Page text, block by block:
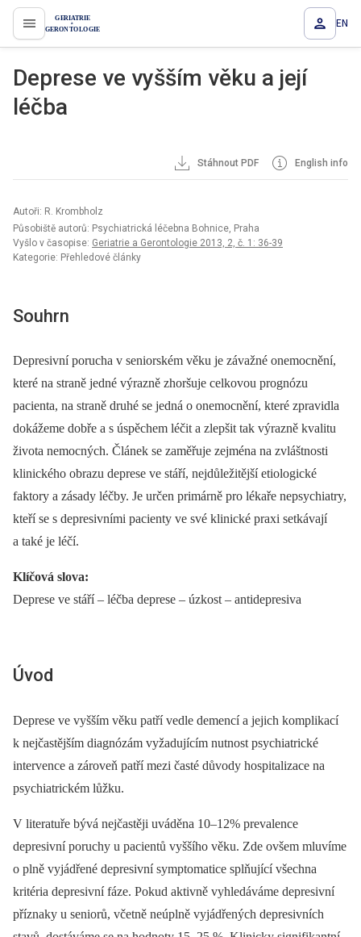
proLékaře.cz EN
Deprese ve vyšším věku a její
léčba
Stáhnout PDF English info
Autoři: R. Krombholz
Působiště autorů: Psychiatrická léčebna Bohnice, Praha
Vyšlo v časopise: Geriatrie a Gerontologie 2013, 2, č. 1: 36-39
Kategorie: Přehledové články
Souhrn
Depresivní porucha v seniorském věku je závažné onemocnění,
které na straně jedné výrazně zhoršuje celkovou prognózu
pacienta, na straně druhé se jedná o onemocnění, které zpravidla
dokážeme dobře a s úspěchem léčit a zlepšit tak výrazně kvalitu
života nemocných. Článek se zaměřuje zejména na zvláštnosti
klinického obrazu deprese ve stáří, nejdůležitější etiologické
faktory a zásady léčby. Je určen primárně pro lékaře nepsychiatry,
kteří se s depresivními pacienty ve své klinické praxi setkávají
a také je léčí.
Klíčová slova:
Deprese ve stáří –⁠ léčba deprese –⁠ úzkost –⁠ antidepresiva
Úvod
Deprese ve vyšším věku patří vedle demencí a jejich komplikací
k nejčastějším diagnózám vyžadujícím nutnost psychiatrické
intervence a zároveň patří mezi časté důvody hospitalizace na
psychiatrickém lůžku.
V literatuře bývá nejčastěji uváděna 10–12% prevalence
depresivní poruchy u pacientů vyššího věku. Zde ovšem mluvíme
o plně vyjádřené depresivní symptomatice splňující všechna
kritéria depresivní fáze. Pokud aktivně vyhledáváme depresivní
příznaky u seniorů, včetně neúplně vyjádřených depresivních